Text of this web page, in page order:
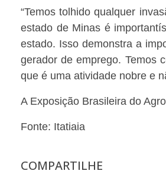
“Temos tolhido qualquer
estado de Minas é
estado. Isso demonstra a
gerador de emprego. Temos
que é uma atividade nobre e
A Exposição Brasileira do
Fonte: Itatiaia
COMPARTILHE